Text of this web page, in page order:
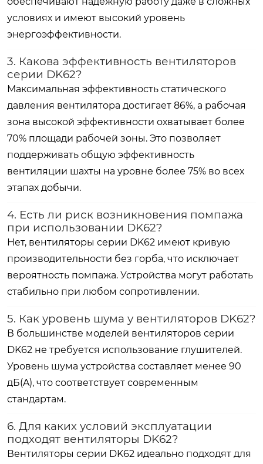
условиях и имеют высокий уровень
энергоэффективности.
3. Какова эффективность вентиляторов
серии DK62?
Максимальная эффективность статического
давления вентилятора достигает 86%, а рабочая
зона высокой эффективности охватывает более
70% площади рабочей зоны. Это позволяет
поддерживать общую эффективность
вентиляции шахты на уровне более 75% во всех
этапах добычи.
4. Есть ли риск возникновения помпажа
при использовании DK62?
Нет, вентиляторы серии DK62 имеют кривую
производительности без горба, что исключает
вероятность помпажа. Устройства могут работать
стабильно при любом сопротивлении.
5. Как уровень шума у вентиляторов DK62?
В большинстве моделей вентиляторов серии
DK62 не требуется использование глушителей.
Уровень шума устройства составляет менее 90
дБ(A), что соответствует современным
стандартам.
6. Для каких условий эксплуатации
подходят вентиляторы DK62?
Вентиляторы серии DK62 идеально подходят для